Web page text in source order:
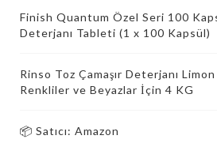
Finish Quantum Özel Seri 100
Deterjanı Tableti (1 x 100 Kapsül)
Rinso Toz Çamaşır Deterjanı
Renkliler ve Beyazlar İçin 4 KG
📦 Satıcı: Amazon